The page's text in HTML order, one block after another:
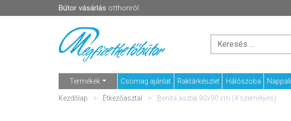
Bútor vásárlás otthonról
Termékek Csomag ajánlat Raktárkészlet Hálószoba Nappali
Kezdőlap Étkezőasztal Benita asztal 90x90 cm (4 személyes)